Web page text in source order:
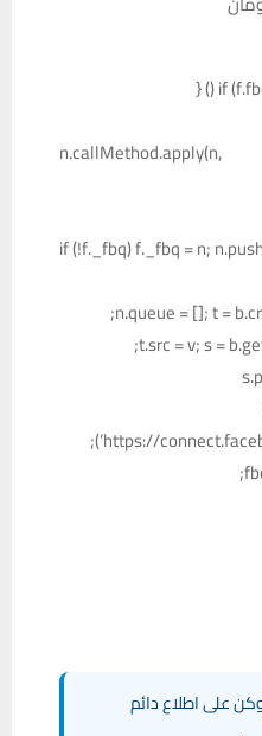
if
if (!f._fbq) f._fbq = n;
n.queue = []; t =
t.src = v; s =
على اطلاع دائم